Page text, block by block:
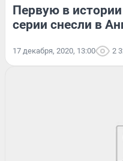
Первую в
серии снесли в
17 декабря, 2020, 13:00 2